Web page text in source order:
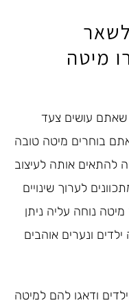
מיטה
עושים צעד
בוחרים מיטה טובה
להתאים אותה לעיצוב
לערוך שינויים
נוחה עליה ניתן
ונערים אוהבים
ודאגו להם למיטה